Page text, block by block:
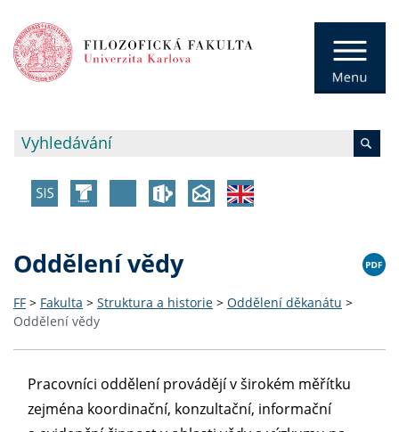
Oddělení vědy
FF > Fakulta > Struktura a historie > Oddělení děkanátu >
Oddělení vědy
Pracovníci oddělení provádějí v širokém měřítku
zejména koordinační, konzultační, informační